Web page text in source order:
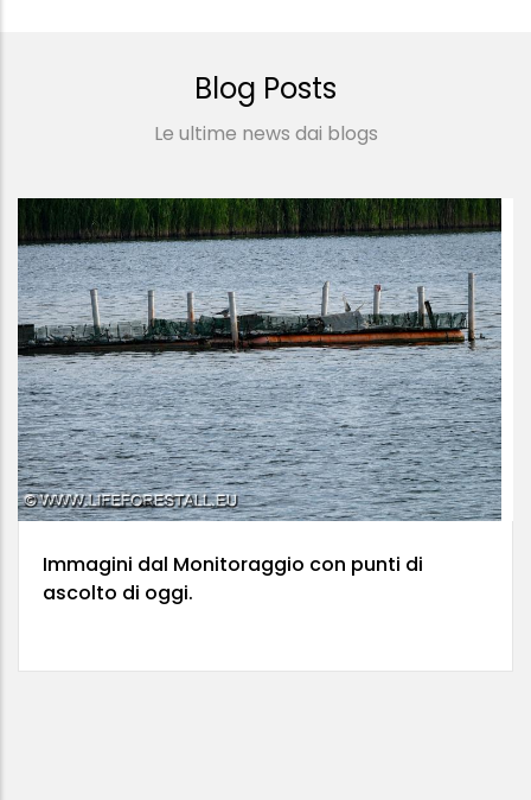
Blog Posts
Le ultime news dai blogs
Immagini dal Monitoraggio con punti di
ascolto di oggi.